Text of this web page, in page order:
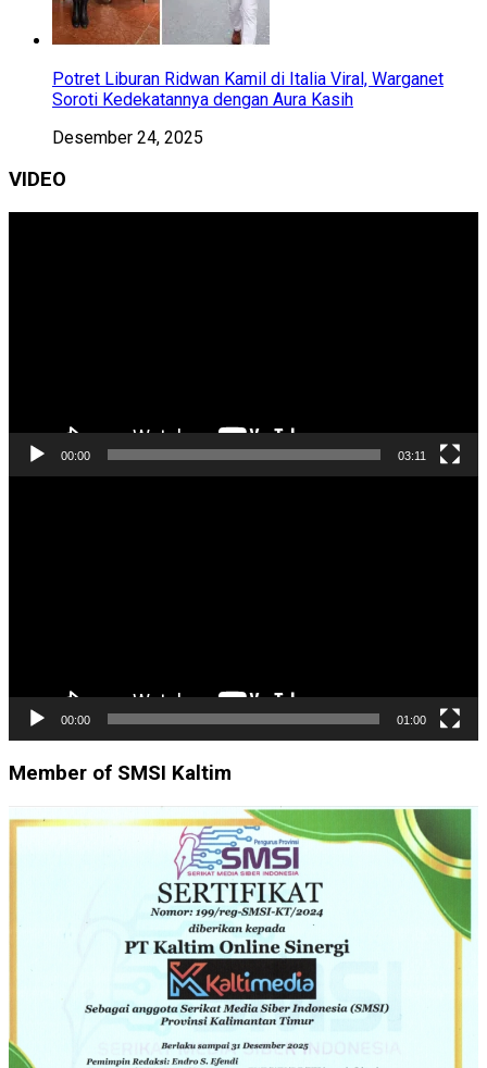
Potret Liburan Ridwan Kamil di Italia Viral, Warganet
Soroti Kedekatannya dengan Aura Kasih
Desember 24, 2025
VIDEO
00:00 03:11
00:00 01:00
Member of SMSI Kaltim